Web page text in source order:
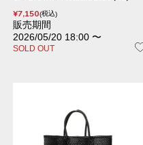
¥7,150 税込
販売期間
2026/05/20 18:00 〜
SOLD OUT